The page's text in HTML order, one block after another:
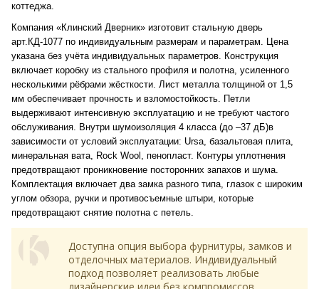
коттеджа.
Компания «Клинский Дверник» изготовит стальную дверь
арт.КД-1077 по индивидуальным размерам и параметрам. Цена
указана без учёта индивидуальных параметров. Конструкция
включает коробку из стального профиля и полотна, усиленного
несколькими рёбрами жёсткости. Лист металла толщиной от 1,5
мм обеспечивает прочность и взломостойкость. Петли
выдерживают интенсивную эксплуатацию и не требуют частого
обслуживания. Внутри шумоизоляция 4 класса (до –37 дБ)в
зависимости от условий эксплуатации: Ursa, базальтовая плита,
минеральная вата, Rock Wool, пенопласт. Контуры уплотнения
предотвращают проникновение посторонних запахов и шума.
Комплектация включает два замка разного типа, глазок с широким
углом обзора, ручки и противосъемные штыри, которые
предотвращают снятие полотна с петель.
Доступна опция выбора фурнитуры, замков и
отделочных материалов. Индивидуальный
подход позволяет реализовать любые